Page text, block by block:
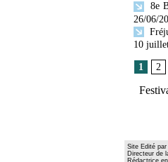
8e
26/06/
10
1 2
Site Edité
Directeur de